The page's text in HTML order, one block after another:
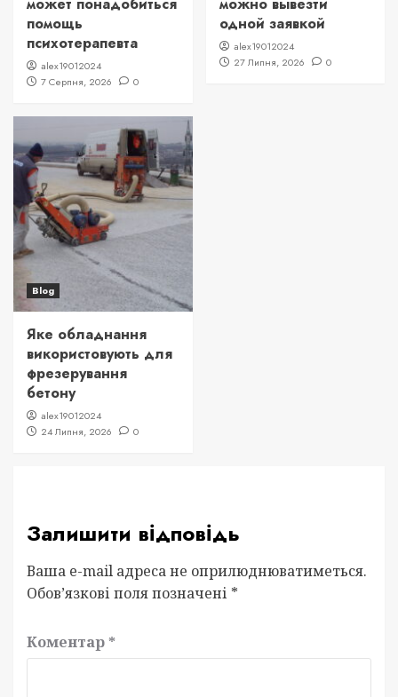
помощь
психотерапевта
alex19012024
7 Серпня, 2026
0
одной заявкой
alex19012024
27 Липня, 2026
0
Blog
Яке обладнання
використовують для
фрезерування
бетону
alex19012024
24 Липня, 2026
0
Залишити відповідь
Ваша e-mail адреса не оприлюднюватиметься.
Обов’язкові поля позначені *
Коментар *